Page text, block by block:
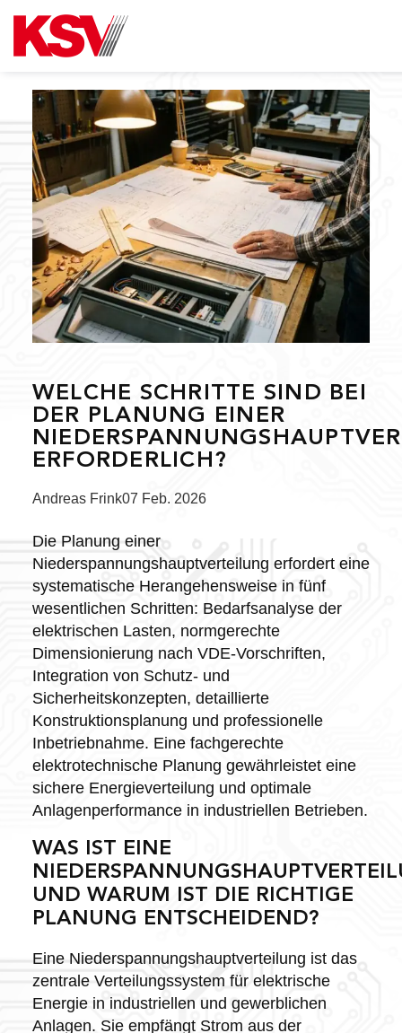
content
WELCHE SCHRITTE SIND BEI
DER PLANUNG EINER
ERFORDERLICH?
Posted
Andreas Frink07 Feb. 2026
Die Planung einer
Niederspannungshauptverteilung erfordert eine
systematische Herangehensweise in fünf
wesentlichen Schritten: Bedarfsanalyse der
elektrischen Lasten, normgerechte
Dimensionierung nach VDE-Vorschriften,
Integration von Schutz- und
Sicherheitskonzepten, detaillierte
Konstruktionsplanung und professionelle
Inbetriebnahme. Eine fachgerechte
elektrotechnische Planung gewährleistet eine
sichere Energieverteilung und optimale
Anlagenperformance in industriellen Betrieben.
WAS IST EINE
UND WARUM IST DIE RICHTIGE
PLANUNG ENTSCHEIDEND?
Eine Niederspannungshauptverteilung ist das
zentrale Verteilungssystem für elektrische
Energie in industriellen und gewerblichen
Anlagen. Sie empfängt Strom aus der